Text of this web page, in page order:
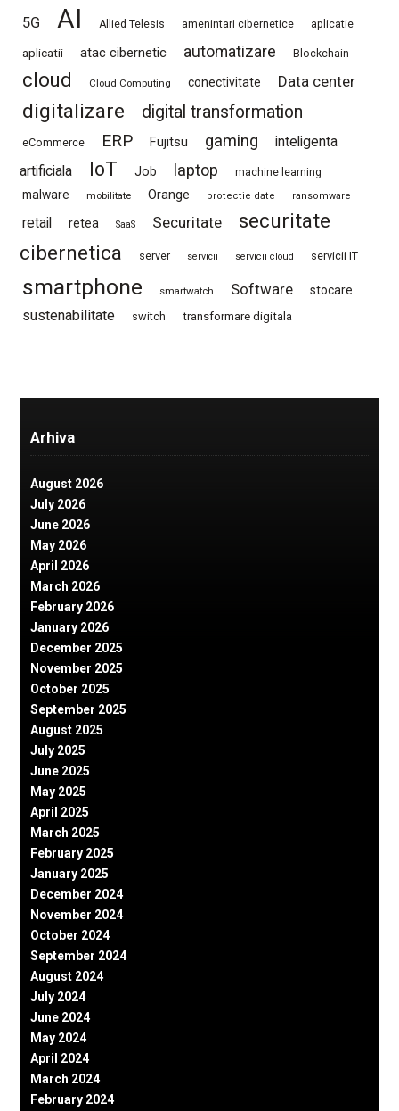
5G AI Allied Telesis amenintari cibernetice aplicatie
aplicatii atac cibernetic automatizare Blockchain
cloud Cloud Computing conectivitate Data center
digitalizare digital transformation
eCommerce ERP Fujitsu gaming
inteligenta
artificiala
IoT Job laptop machine learning
malware mobilitate Orange protectie date ransomware
retail retea SaaS Securitate
securitate
cibernetica
server servicii servicii cloud servicii IT
smartphone smartwatch Software stocare
sustenabilitate switch transformare digitala
Arhiva
August 2026
July 2026
June 2026
May 2026
April 2026
March 2026
February 2026
January 2026
December 2025
November 2025
October 2025
September 2025
August 2025
July 2025
June 2025
May 2025
April 2025
March 2025
February 2025
January 2025
December 2024
November 2024
October 2024
September 2024
August 2024
July 2024
June 2024
May 2024
April 2024
March 2024
February 2024